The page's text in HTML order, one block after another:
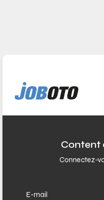
Content
Connectez-
E-mail